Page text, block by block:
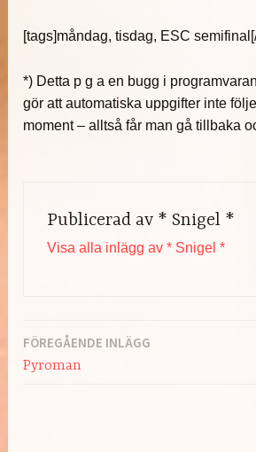
[tags]måndag, tisdag, ESC
*) Detta p g a en bugg i
gör att automatiska uppgifter inte
moment – alltså får man gå tillbaka
Publicerad av * Snigel *
Visa alla inlägg av * Snigel *
Inläggsnavigering
FÖREGÅENDE INLÄGG
Pyroman